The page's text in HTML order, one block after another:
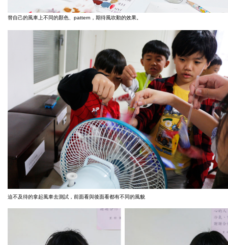
替自己的風車上不同的顏色、pattern，期待風吹動的效果。
迫不及待的拿起風車去測試，前面看與後面看都有不同的風貌